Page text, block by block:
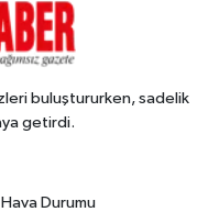
buluştururken, sadelik
getirdi.
Hava Durumu